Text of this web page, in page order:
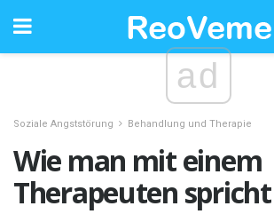
ad
Soziale Angststörung Behandlung und Therapie
Wie man mit einem
Therapeuten spricht